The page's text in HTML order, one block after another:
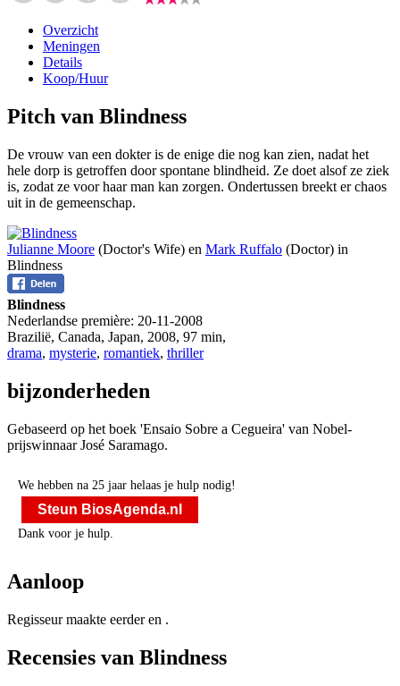
Overzicht
Meningen
Details
Koop/Huur
Pitch van Blindness
De vrouw van een dokter is de enige die nog kan zien, nadat het
hele dorp is getroffen door spontane blindheid. Ze doet alsof ze ziek
is, zodat ze voor haar man kan zorgen. Ondertussen breekt er chaos
uit in de gemeenschap.
Julianne Moore (Doctor's Wife) en Mark Ruffalo (Doctor) in
Blindness
Blindness
Nederlandse première: 20-11-2008
Brazilië, Canada, Japan, 2008, 97 min,
drama, mysterie, romantiek, thriller
bijzonderheden
Gebaseerd op het boek 'Ensaio Sobre a Cegueira' van Nobel-
prijswinnaar José Saramago.
We hebben na 25 jaar helaas je hulp nodig!
Steun BiosAgenda.nl
Dank voor je hulp.
Aanloop
Regisseurmaakte eerderen .
Recensies van Blindness